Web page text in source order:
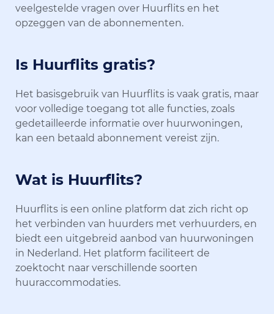
veelgestelde vragen over Huurflits en het
opzeggen van de abonnementen.
Is Huurflits gratis?
Het basisgebruik van Huurflits is vaak gratis, maar
voor volledige toegang tot alle functies, zoals
gedetailleerde informatie over huurwoningen,
kan een betaald abonnement vereist zijn.
Wat is Huurflits?
Huurflits is een online platform dat zich richt op
het verbinden van huurders met verhuurders, en
biedt een uitgebreid aanbod van huurwoningen
in Nederland. Het platform faciliteert de
zoektocht naar verschillende soorten
huuraccommodaties.